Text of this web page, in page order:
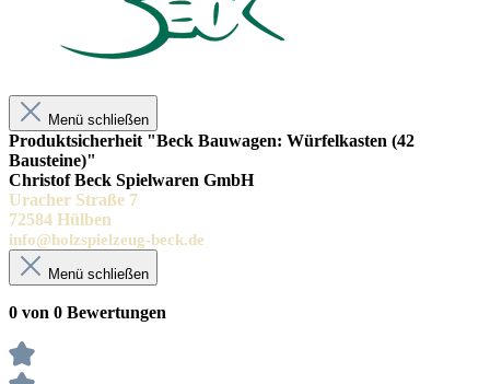
Menü schließen
Produktsicherheit "Beck Bauwagen: Würfelkasten (42
Bausteine)"
Christof Beck Spielwaren GmbH
Uracher Straße 7
72584 Hülben
info@holzspielzeug-beck.de
Menü schließen
0 von 0 Bewertungen